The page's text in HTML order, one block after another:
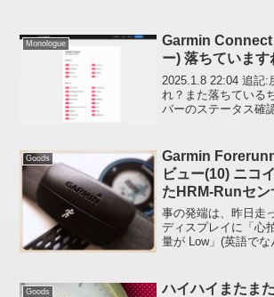
Monologue
Garmin
ー) 落ちています
2025.1.8 22:04 追記:
れ？また落ちている
バーのステータス確
ですけどGreg 5回目
Goods
Garmin
ビュー(10) ニコ
たHRM-Runセン
事の発端は、昨日走
ディスプレイに「心
量が Low」(英語で
は購入してから 3 時
Goods
ハイハイまたま